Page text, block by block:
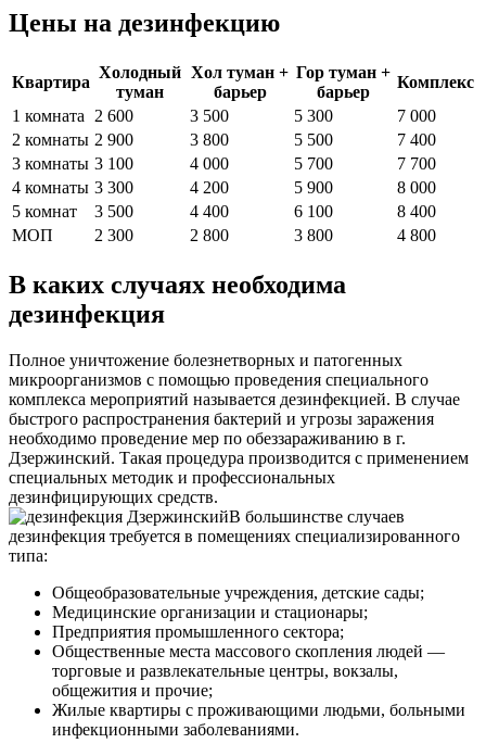
Цены на дезинфекцию
Квартира
Холодный
туман
Хол туман +
барьер
Гор туман +
барьер
Комплекс
1 комната
2 600 3 500 5 300
7 000
2 комнаты 2 900 3 800 5 500
7 400
3 комнаты 3 100 4 000 5 700
7 700
4 комнаты 3 300 4 200 5 900
8 000
5 комнат
3 500 4 400 6 100
8 400
МОП
2 300 2 800 3 800 4 800
В каких случаях необходима
дезинфекция
Полное уничтожение болезнетворных и патогенных
микроорганизмов с помощью проведения специального
комплекса мероприятий называется дезинфекцией. В случае
быстрого распространения бактерий и угрозы заражения
необходимо проведение мер по обеззараживанию в г.
Дзержинский. Такая процедура производится с применением
специальных методик и профессиональных
дезинфицирующих средств.
В большинстве случаев
дезинфекция требуется в помещениях специализированного
типа:
Общеобразовательные учреждения, детские сады;
Медицинские организации и стационары;
Предприятия промышленного сектора;
Общественные места массового скопления людей —
торговые и развлекательные центры, вокзалы,
общежития и прочие;
Жилые квартиры с проживающими людьми, больными
инфекционными заболеваниями.